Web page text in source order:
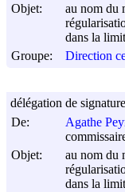
Objet:
au nom du
dans la
Groupe:
Direction
De:
Agathe
Objet:
au nom du
dans la
délégation de signature